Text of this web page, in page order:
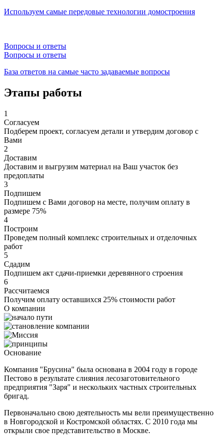
Используем самые передовые технологии домостроения
Вопросы и ответы
Вопросы и ответы
База ответов на самые часто задаваемые вопросы
Этапы работы
1
Согласуем
Подберем проект, согласуем детали и утвердим договор с
Вами
2
Доставим
Доставим и выгрузим материал на Ваш участок без
предоплаты
3
Подпишем
Подпишем с Вами договор на месте, получим оплату в
размере 75%
4
Построим
Проведем полный комплекс строительных и отделочных
работ
5
Сдадим
Подпишем акт сдачи-приемки деревянного строения
6
Рассчитаемся
Получим оплату оставшихся 25% стоимости работ
О компании
Основание
Компания "Брусина" была основана в 2004 году в городе
Пестово в результате слияния лесозаготовительного
предприятия "Заря" и нескольких частных строительных
бригад.
Первоначально свою деятельность мы вели преимущественно
в Новгородской и Костромской областях. С 2010 года мы
открыли свое представительство в Москве.